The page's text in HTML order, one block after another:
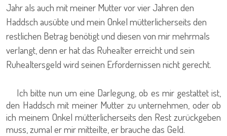
Jahr als auch mit meiner Mutter vor vier Jahren den
Haddsch ausübte und mein Onkel mütterlicherseits den
restlichen Betrag benötigt und diesen von mir mehrmals
verlangt, denn er hat das Ruhealter erreicht und sein
Ruhealtersgeld wird seinen Erfordernissen nicht gerecht.
Ich bitte nun um eine Darlegung, ob es mir gestattet ist,
den Haddsch mit meiner Mutter zu unternehmen, oder ob
ich meinem Onkel mütterlicherseits den Rest zurückgeben
muss, zumal er mir mitteilte, er brauche das Geld.